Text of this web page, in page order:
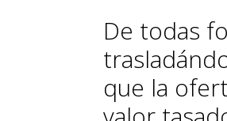
De todas
que la